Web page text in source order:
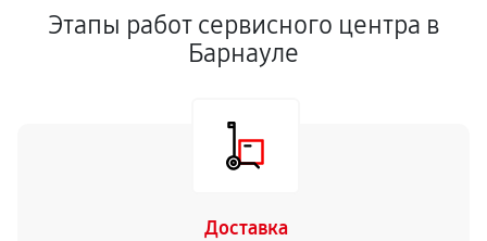
Этапы работ сервисного центра в
Барнауле
Доставка